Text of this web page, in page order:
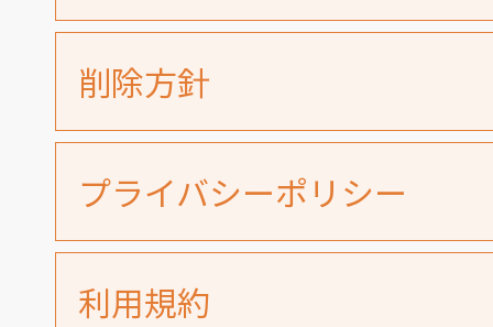
削除方針
プライバシーポリシー
利用規約